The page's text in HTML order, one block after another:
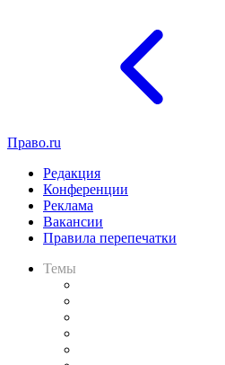
Право.ru
Редакция
Конференции
Реклама
Вакансии
Правила перепечатки
Темы